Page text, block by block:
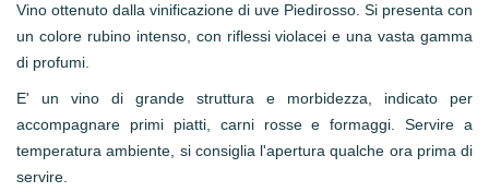
Vino ottenuto dalla vinificazione di uve Piedirosso. Si presenta con
un colore rubino intenso, con riflessi violacei e una vasta gamma
di profumi.
E' un vino di grande struttura e morbidezza, indicato per
accompagnare primi piatti, carni rosse e formaggi. Servire a
temperatura ambiente, si consiglia l'apertura qualche ora prima di
servire.